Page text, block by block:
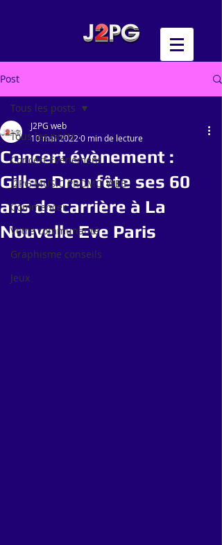
Post
Tous les posts
Concert Evénement
J2PG MUSIC PROMO WEB
Commencer
Votre communauté
Graphisme conseils
Jeux
Tous les posts
Concert évènement :
Gilles Dreu fête ses 60
ans de carrière à La
Nouvelle Eve Paris
J2PG web
10 mai 2022 0 min de lecture